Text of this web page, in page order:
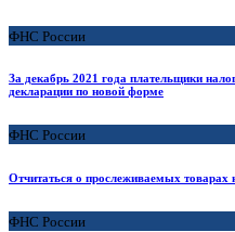
ФНС России
За декабрь 2021 года плательщики
декларации по новой форме
ФНС России
Отчитаться о прослеживаемых товарах
ФНС России